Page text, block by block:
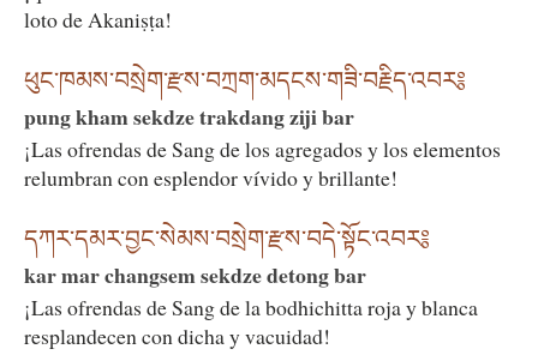
loto de Akaniṣṭa!
ཕུང་ཁམས་བསྲེག་རྫས་བཀྲག་མདངས་གཟི་བརྗིད་འབར༔
pung kham sekdze trakdang ziji bar
¡Las ofrendas de Sang de los agregados y los elementos
relumbran con esplendor vívido y brillante!
དཀར་དམར་བྱང་སེམས་བསྲེག་རྫས་བདེ་སྟོང་འབར༔
kar mar changsem sekdze detong bar
¡Las ofrendas de Sang de la bodhichitta roja y blanca
resplandecen con dicha y vacuidad!